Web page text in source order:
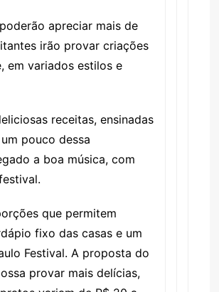
apreciar mais de
irão provar criações
em variados estilos e
receitas, ensinadas
pouco dessa
a boa música, com
que permitem
fixo das casas e um
Festival. A proposta do
provar mais delícias,